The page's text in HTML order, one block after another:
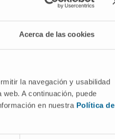
Acerca de las cookies
la navegación y usabilidad
A continuación, puede
en nuestra Política de